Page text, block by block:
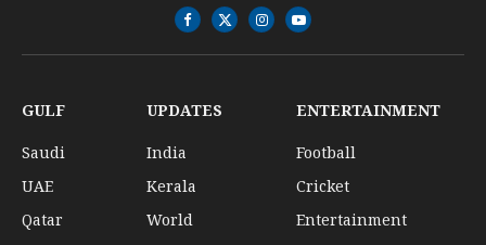
Facebook
X
(Twitter)
InstagramYouTube
GULF
Saudi
UAE
Qatar
UPDATES
India
Kerala
World
ENTERTAINMENT
Football
Cricket
Entertainment